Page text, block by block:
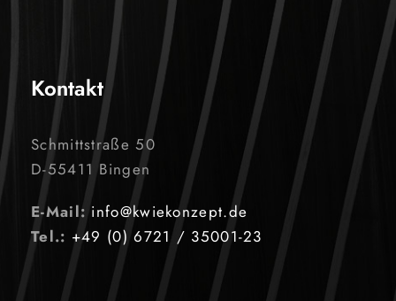
Kontakt
Schmittstraße 50
D-55411 Bingen
E-Mail: info@kwiekonzept.de
Tel.: +49 (0) 6721 / 35001-23